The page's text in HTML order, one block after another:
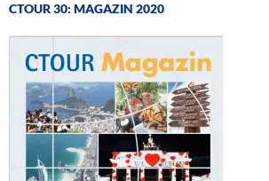
CTOUR 30: MAGAZIN 2020